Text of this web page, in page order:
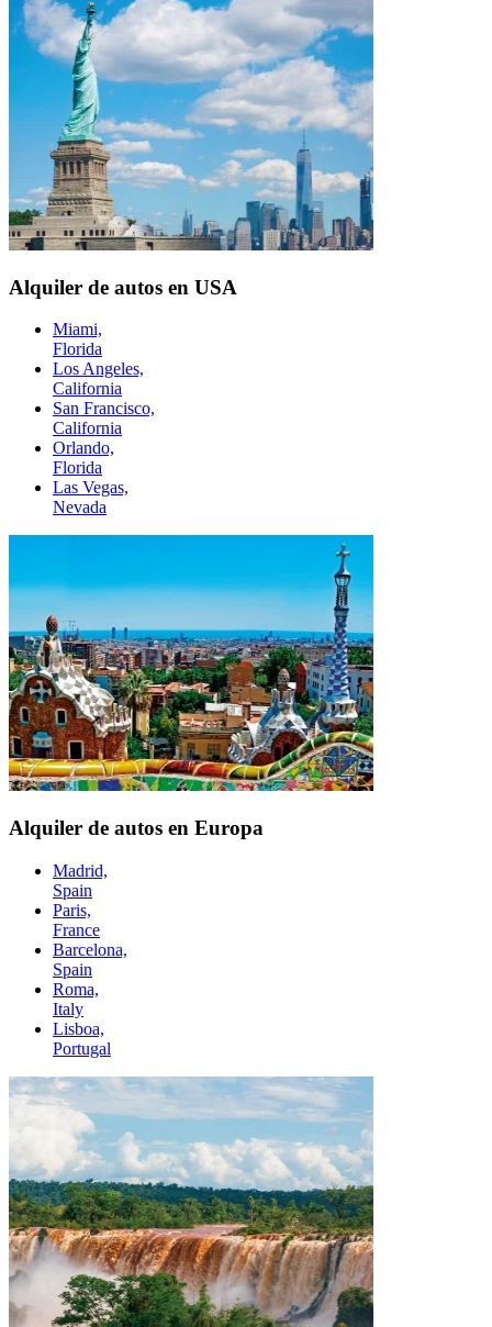
Alquiler de autos en USA
Miami,
Florida
Los Angeles,
California
San Francisco,
California
Orlando,
Florida
Las Vegas,
Nevada
Alquiler de autos en Europa
Madrid,
Spain
Paris,
France
Barcelona,
Spain
Roma,
Italy
Lisboa,
Portugal